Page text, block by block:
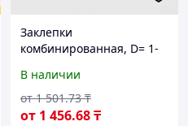
Заклепки
комбинированная, D= 1-
Материал: алюминий...,
Форма: заклепка-гайка...
В наличии
от 1 456.68₸
от 1 501.73 ₸